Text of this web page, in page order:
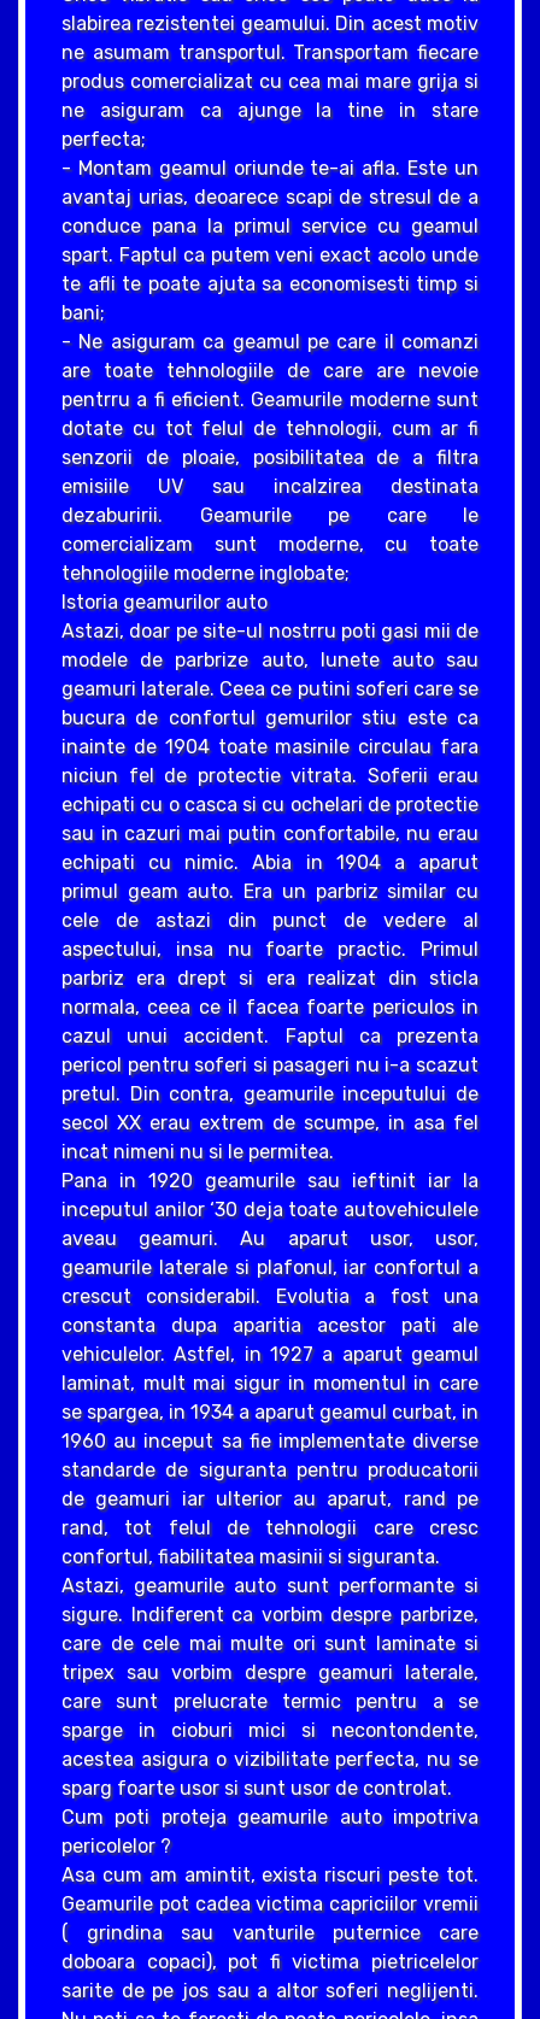
slabirea rezistentei geamului. Din acest motiv
ne asumam transportul. Transportam fiecare
produs comercializat cu cea mai mare grija si
ne asiguram ca ajunge la tine in stare
perfecta;
- Montam geamul oriunde te-ai afla. Este un
avantaj urias, deoarece scapi de stresul de a
conduce pana la primul service cu geamul
spart. Faptul ca putem veni exact acolo unde
te afli te poate ajuta sa economisesti timp si
bani;
- Ne asiguram ca geamul pe care il comanzi
are toate tehnologiile de care are nevoie
pentrru a fi eficient. Geamurile moderne sunt
dotate cu tot felul de tehnologii, cum ar fi
senzorii de ploaie, posibilitatea de a filtra
emisiile UV sau incalzirea destinata
dezaburirii. Geamurile pe care le
comercializam sunt moderne, cu toate
tehnologiile moderne inglobate;
Istoria geamurilor auto
Astazi, doar pe site-ul nostrru poti gasi mii de
modele de parbrize auto, lunete auto sau
geamuri laterale. Ceea ce putini soferi care se
bucura de confortul gemurilor stiu este ca
inainte de 1904 toate masinile circulau fara
niciun fel de protectie vitrata. Soferii erau
echipati cu o casca si cu ochelari de protectie
sau in cazuri mai putin confortabile, nu erau
echipati cu nimic. Abia in 1904 a aparut
primul geam auto. Era un parbriz similar cu
cele de astazi din punct de vedere al
aspectului, insa nu foarte practic. Primul
parbriz era drept si era realizat din sticla
normala, ceea ce il facea foarte periculos in
cazul unui accident. Faptul ca prezenta
pericol pentru soferi si pasageri nu i-a scazut
pretul. Din contra, geamurile inceputului de
secol XX erau extrem de scumpe, in asa fel
incat nimeni nu si le permitea.
Pana in 1920 geamurile sau ieftinit iar la
inceputul anilor ‘30 deja toate autovehiculele
aveau geamuri. Au aparut usor, usor,
geamurile laterale si plafonul, iar confortul a
crescut considerabil. Evolutia a fost una
constanta dupa aparitia acestor pati ale
vehiculelor. Astfel, in 1927 a aparut geamul
laminat, mult mai sigur in momentul in care
se spargea, in 1934 a aparut geamul curbat, in
1960 au inceput sa fie implementate diverse
standarde de siguranta pentru producatorii
de geamuri iar ulterior au aparut, rand pe
rand, tot felul de tehnologii care cresc
confortul, fiabilitatea masinii si siguranta.
Astazi, geamurile auto sunt performante si
sigure. Indiferent ca vorbim despre parbrize,
care de cele mai multe ori sunt laminate si
tripex sau vorbim despre geamuri laterale,
care sunt prelucrate termic pentru a se
sparge in cioburi mici si necontondente,
acestea asigura o vizibilitate perfecta, nu se
sparg foarte usor si sunt usor de controlat.
Cum poti proteja geamurile auto impotriva
pericolelor ?
Asa cum am amintit, exista riscuri peste tot.
Geamurile pot cadea victima capriciilor vremii
( grindina sau vanturile puternice care
doboara copaci), pot fi victima pietricelelor
sarite de pe jos sau a altor soferi neglijenti.